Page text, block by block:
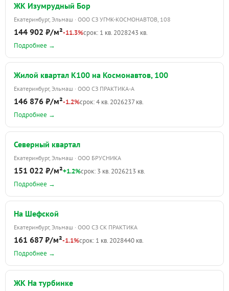
ЖК Изумрудный Бор
Екатеринбург, Эльмаш · ООО СЗ УГМК-КОСМОНАВТОВ, 108
144 902 ₽/м²-11.3%срок: 1 кв. 2028243 кв.
Подробнее →
Жилой квартал К100 на Космонавтов, 100
Екатеринбург, Эльмаш · ООО СЗ ПРАКТИКА-А
146 876 ₽/м²-1.2%срок: 4 кв. 2026237 кв.
Подробнее →
Северный квартал
Екатеринбург, Эльмаш · ООО БРУСНИКА
151 022 ₽/м²+1.2%срок: 3 кв. 2026213 кв.
Подробнее →
На Шефской
Екатеринбург, Эльмаш · ООО СЗ СК ПРАКТИКА
161 687 ₽/м²-1.1%срок: 1 кв. 2028440 кв.
Подробнее →
ЖК На турбинке